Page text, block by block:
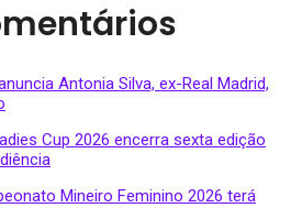
Antonia Silva, ex-Real Madrid,
Cup 2026 encerra sexta edição
Mineiro Feminino 2026 terá